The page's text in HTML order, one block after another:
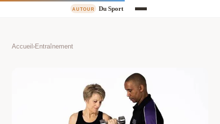
Accueil ›Entraînement